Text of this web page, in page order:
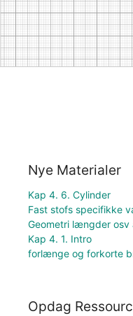
Nye Materialer
Kap 4. 6. Cylinder
Fast stofs specifikke
Geometri længder osv
Kap 4. 1. Intro
forlænge og forkorte
Opdag